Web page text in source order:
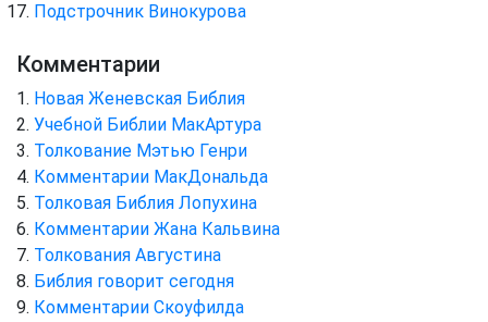
Подстрочник Винокурова
Комментарии
Новая Женевская Библия
Учебной Библии МакАртура
Толкование Мэтью Генри
Комментарии МакДональда
Толковая Библия Лопухина
Комментарии Жана Кальвина
Толкования Августина
Библия говорит сегодня
Комментарии Скоуфилда